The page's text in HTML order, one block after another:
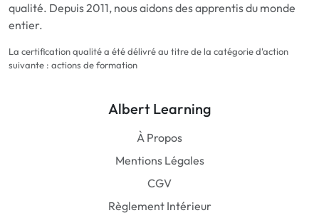
qualité. Depuis 2011, nous aidons des apprentis du monde
entier.
La certification qualité a été délivré au titre de la catégorie d'action
suivante : actions de formation
Albert Learning
À Propos
Mentions Légales
CGV
Règlement Intérieur